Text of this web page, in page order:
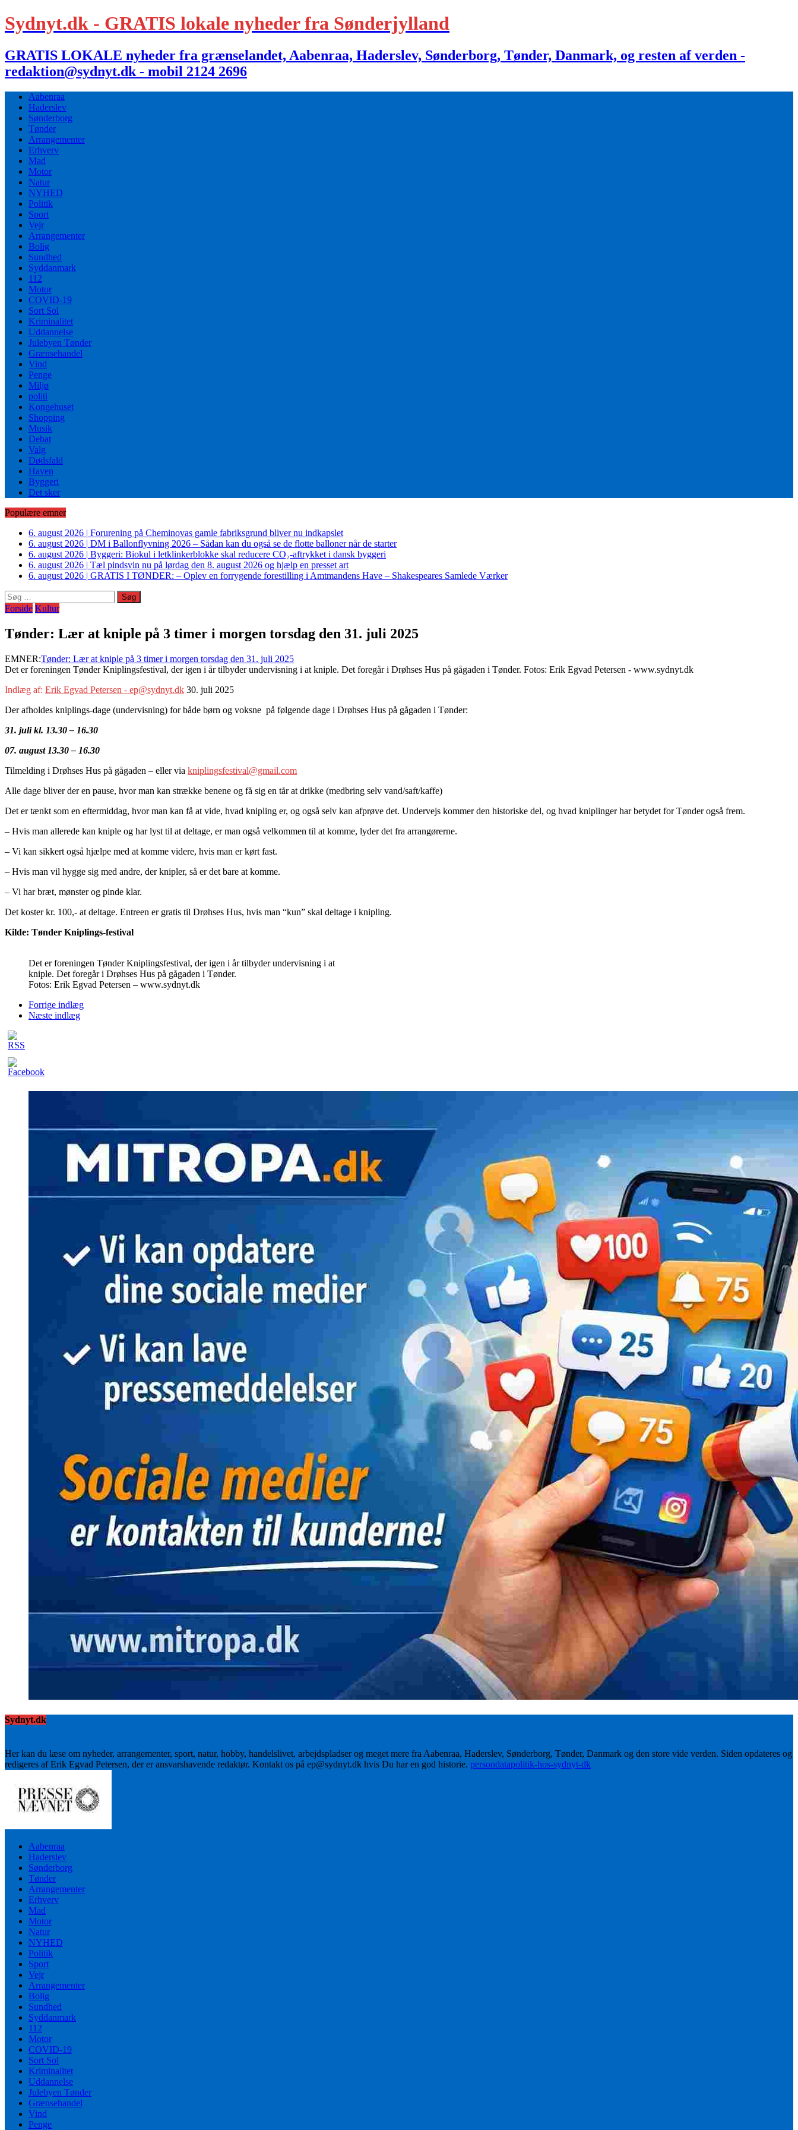
Sydnyt.dk - GRATIS lokale nyheder fra Sønderjylland
GRATIS LOKALE nyheder fra grænselandet, Aabenraa, Haderslev, Sønderborg, Tønder, Danmark, og resten af verden -
redaktion@sydnyt.dk - mobil 2124 2696
Aabenraa
Haderslev
Sønderborg
Tønder
Arrangementer
Erhverv
Mad
Motor
Natur
NYHED
Politik
Sport
Vejr
Arrangementer
Bolig
Sundhed
Syddanmark
112
Motor
COVID-19
Sort Sol
Kriminalitet
Uddannelse
Julebyen Tønder
Grænsehandel
Vind
Penge
Miljø
politi
Kongehuset
Shopping
Musik
Debat
Valg
Dødsfald
Haven
Byggeri
Det sker
Populære emner
6. august 2026 | Forurening på Cheminovas gamle fabriksgrund bliver nu indkapslet
6. august 2026 | DM i Ballonflyvning 2026 – Sådan kan du også se de flotte balloner når de starter
6. august 2026 | Byggeri: Biokul i letklinkerblokke skal reducere CO₂-aftrykket i dansk byggeri
6. august 2026 | Tæl pindsvin nu på lørdag den 8. august 2026 og hjælp en presset art
6. august 2026 | GRATIS I TØNDER: – Oplev en forrygende forestilling i Amtmandens Have – Shakespeares Samlede Værker
Søg
efter:
Forside Kultur
Tønder: Lær at kniple på 3 timer i morgen torsdag den 31. juli 2025
EMNER:Tønder: Lær at kniple på 3 timer i morgen torsdag den 31. juli 2025
Det er foreningen Tønder Kniplingsfestival, der igen i år tilbyder undervisning i at kniple. Det foregår i Drøhses Hus på gågaden i Tønder. Fotos: Erik Egvad Petersen - www.sydnyt.dk
Indlæg af: Erik Egvad Petersen - ep@sydnyt.dk 30. juli 2025
Der afholdes kniplings-dage (undervisning) for både børn og voksne på følgende dage i Drøhses Hus på gågaden i Tønder:
31. juli kl. 13.30 – 16.30
07. august 13.30 – 16.30
Tilmelding i Drøhses Hus på gågaden – eller via kniplingsfestival@gmail.com
Alle dage bliver der en pause, hvor man kan strække benene og få sig en tår at drikke (medbring selv vand/saft/kaffe)
Det er tænkt som en eftermiddag, hvor man kan få at vide, hvad knipling er, og også selv kan afprøve det. Undervejs kommer den historiske del, og hvad kniplinger har betydet for Tønder også frem.
– Hvis man allerede kan kniple og har lyst til at deltage, er man også velkommen til at komme, lyder det fra arrangørerne.
– Vi kan sikkert også hjælpe med at komme videre, hvis man er kørt fast.
– Hvis man vil hygge sig med andre, der knipler, så er det bare at komme.
– Vi har bræt, mønster og pinde klar.
Det koster kr. 100,- at deltage. Entreen er gratis til Drøhses Hus, hvis man “kun” skal deltage i knipling.
Kilde: Tønder Kniplings-festival
Det er foreningen Tønder Kniplingsfestival, der igen i år tilbyder undervisning i at
kniple. Det foregår i Drøhses Hus på gågaden i Tønder.
Fotos: Erik Egvad Petersen – www.sydnyt.dk
Forrige indlæg
Næste indlæg
Sydnyt.dk
Her kan du læse om nyheder, arrangementer, sport, natur, hobby, handelslivet, arbejdspladser og meget mere fra Aabenraa, Haderslev, Sønderborg, Tønder, Danmark og den store vide verden. Siden opdateres og
redigeres af Erik Egvad Petersen, der er ansvarshavende redaktør. Kontakt os på ep@sydnyt.dk hvis Du har en god historie. persondatapolitik-hos-sydnyt-dk
Aabenraa
Haderslev
Sønderborg
Tønder
Arrangementer
Erhverv
Mad
Motor
Natur
NYHED
Politik
Sport
Vejr
Arrangementer
Bolig
Sundhed
Syddanmark
112
Motor
COVID-19
Sort Sol
Kriminalitet
Uddannelse
Julebyen Tønder
Grænsehandel
Vind
Penge